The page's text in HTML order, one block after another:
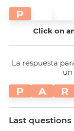
P
Click on
La respuesta
un
P A R
Last questions